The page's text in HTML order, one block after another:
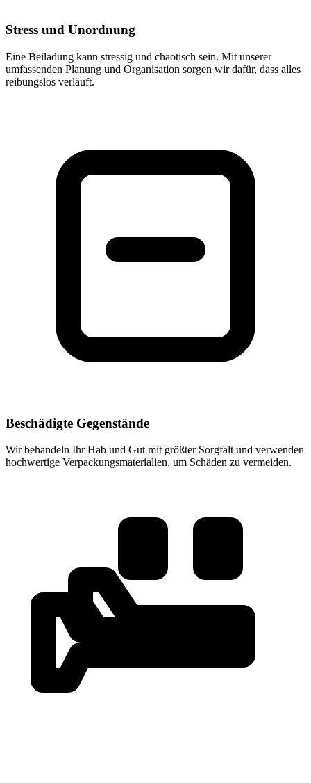
Stress und Unordnung
Eine Beiladung kann stressig und chaotisch sein. Mit unserer
umfassenden Planung und Organisation sorgen wir dafür, dass alles
reibungslos verläuft.
Beschädigte Gegenstände
Wir behandeln Ihr Hab und Gut mit größter Sorgfalt und verwenden
hochwertige Verpackungsmaterialien, um Schäden zu vermeiden.